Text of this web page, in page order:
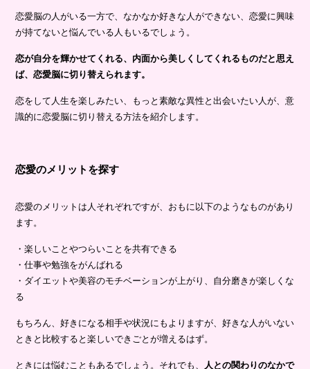
恋愛脳の人がいる一方で、なかなか好きな人ができない、恋愛に興味
が持てないと悩んでいる人もいるでしょう。
恋が自分を輝かせてくれる、内面から美しくしてくれるものだと思え
ば、恋愛脳に切り替えられます。
恋をして人生を楽しみたい、もっと素敵な異性と出会いたい人が、意
識的に恋愛脳に切り替える方法を紹介します。
恋愛のメリットを探す
恋愛のメリットは人それぞれですが、おもに以下のようなものがあり
ます。
・楽しいことやつらいことを共有できる
・仕事や勉強をがんばれる
・ダイエットや美容のモチベーションが上がり、自分磨きが楽しくな
る
もちろん、好きになる相手や状況にもよりますが、好きな人がいない
ときと比較すると楽しいできごとが増えるはず。
ときには悩むこともあるでしょう。それでも、 人との関わりのなかで